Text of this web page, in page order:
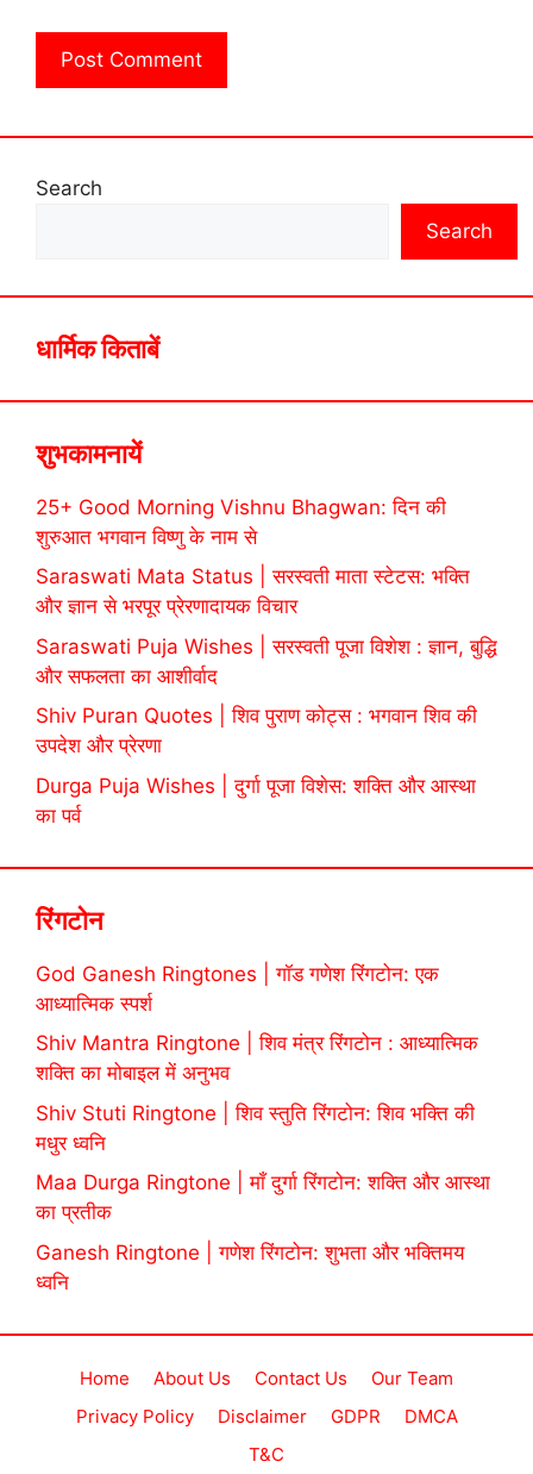
Search
Search
धार्मिक किताबें
शुभकामनायें
25+ Good Morning Vishnu Bhagwan: दिन की
शुरुआत भगवान विष्णु के नाम से
Saraswati Mata Status | सरस्वती माता स्टेटस: भक्ति
और ज्ञान से भरपूर प्रेरणादायक विचार
Saraswati Puja Wishes | सरस्वती पूजा विशेश : ज्ञान, बुद्धि
और सफलता का आशीर्वाद
Shiv Puran Quotes | शिव पुराण कोट्स : भगवान शिव की
उपदेश और प्रेरणा
Durga Puja Wishes | दुर्गा पूजा विशेस: शक्ति और आस्था
का पर्व
रिंगटोन
God Ganesh Ringtones | गॉड गणेश रिंगटोन: एक
आध्यात्मिक स्पर्श
Shiv Mantra Ringtone | शिव मंत्र रिंगटोन : आध्यात्मिक
शक्ति का मोबाइल में अनुभव
Shiv Stuti Ringtone | शिव स्तुति रिंगटोन: शिव भक्ति की
मधुर ध्वनि
Maa Durga Ringtone | माँ दुर्गा रिंगटोन: शक्ति और आस्था
का प्रतीक
Ganesh Ringtone | गणेश रिंगटोन: शुभता और भक्तिमय
ध्वनि
Home About Us Contact Us
Our Team
Privacy Policy
Disclaimer GDPR
DMCA
T&C